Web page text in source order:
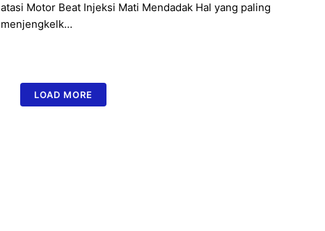
atasi Motor Beat Injeksi Mati Mendadak Hal yang paling
menjengkelk…
LOAD MORE